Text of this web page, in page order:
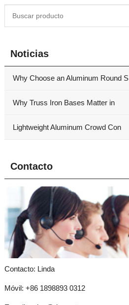
Noticias
Why Choose an Aluminum Round S
Why Truss Iron Bases Matter in
Lightweight Aluminum Crowd Con
Contacto
Contacto: Linda
Móvil: +86 1898893 0312